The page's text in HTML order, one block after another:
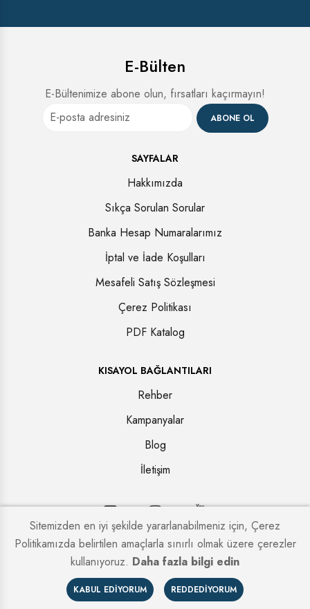
E-Bülten
E-Bültenimize abone olun, fırsatları kaçırmayın!
ABONE OL
SAYFALAR
Hakkımızda
Sıkça Sorulan Sorular
Banka Hesap Numaralarımız
İptal ve İade Koşulları
Mesafeli Satış Sözleşmesi
Çerez Politikası
PDF Katalog
KISAYOL BAĞLANTILARI
Rehber
Kampanyalar
Blog
İletişim
Copyright © 2026. Tüm hakları saklıdır.Kapi Firmaları
Sitemizden en iyi şekilde yararlanabilmeniz için, Çerez
Politikamızda belirtilen amaçlarla sınırlı olmak üzere çerezler
kullanıyoruz. Daha fazla bilgi edin
KABUL EDIYORUM REDDEDIYORUM